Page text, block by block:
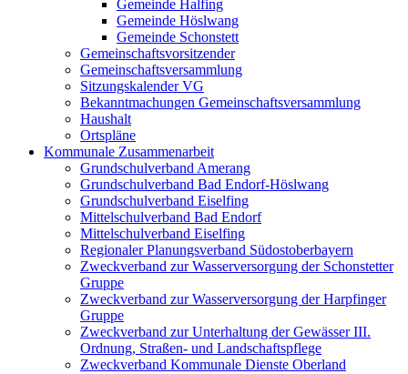
Gemeinde Halfing
Gemeinde Höslwang
Gemeinde Schonstett
Gemeinschaftsvorsitzender
Gemeinschaftsversammlung
Sitzungskalender VG
Bekanntmachungen Gemeinschaftsversammlung
Haushalt
Ortspläne
Kommunale Zusammenarbeit
Grundschulverband Amerang
Grundschulverband Bad Endorf-Höslwang
Grundschulverband Eiselfing
Mittelschulverband Bad Endorf
Mittelschulverband Eiselfing
Regionaler Planungsverband Südostoberbayern
Zweckverband zur Wasserversorgung der Schonstetter
Gruppe
Zweckverband zur Wasserversorgung der Harpfinger
Gruppe
Zweckverband zur Unterhaltung der Gewässer III.
Ordnung, Straßen- und Landschaftspflege
Zweckverband Kommunale Dienste Oberland